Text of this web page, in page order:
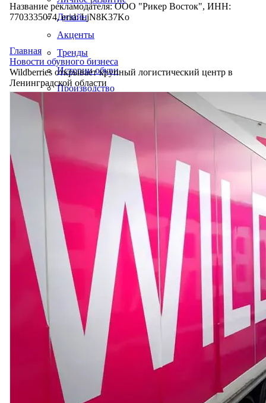
Дизайн
Акценты
Тренды
Истории обуви
Производство
Название рекламодателя: ООО "Рикер Восток", ИНН:
7703335074, erid: LjN8K37Ko
Главная
Новости обувного бизнеса
Wildberries открывает крупный логистический центр в
Ленинградской области